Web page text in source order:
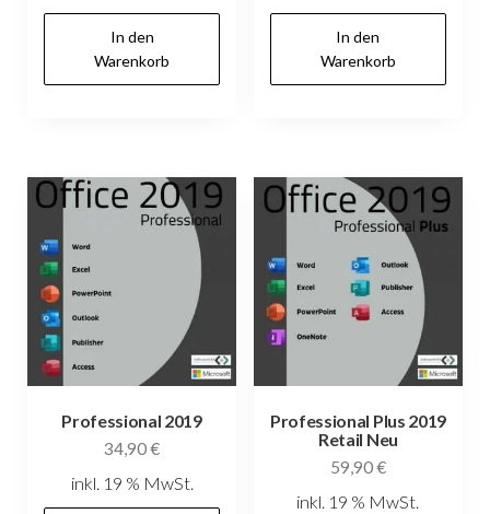
In den
Warenkorb
In den
Warenkorb
Professional 2019
34,90€
inkl. 19 % MwSt.
Professional Plus 2019
Retail Neu
59,90€
inkl. 19 % MwSt.